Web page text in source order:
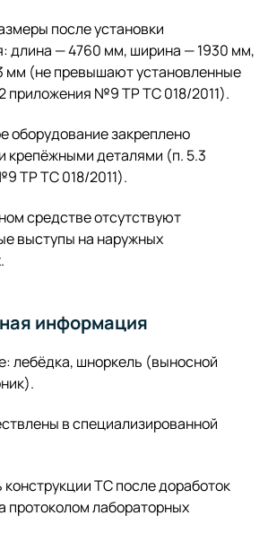
после установки
длина — 4760 мм, ширина — 1930 мм,
мм (не превышают установленные
приложения №9 ТР ТС 018/2011).
оборудование закреплено
крепёжными деталями (п. 5.3
ТР ТС 018/2011).
средстве отсутствуют
выступы на наружных
информация
лебёдка, шноркель (выносной
в специализированной
конструкции ТС после доработок
протоколом лабораторных